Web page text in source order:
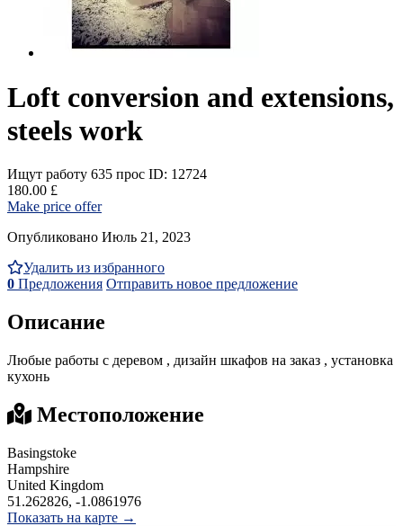
Loft conversion and extensions,
steels work
Ищут работу 635 прос ID: 12724
180.00 £
Make price offer
Опубликовано Июль 21, 2023
Удалить из избранного
0 Предложения Отправить новое предложение
Описание
Любые работы с деревом , дизайн шкафов на заказ , установка
кухонь
Местоположение
Basingstoke
Hampshire
United Kingdom
51.262826, -1.0861976
Показать на карте →